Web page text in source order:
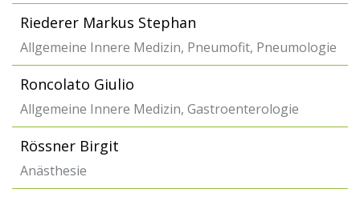
Riederer Markus Stephan
Allgemeine Innere Medizin, Pneumofit, Pneumologie
Roncolato Giulio
Allgemeine Innere Medizin, Gastroenterologie
Rössner Birgit
Anästhesie